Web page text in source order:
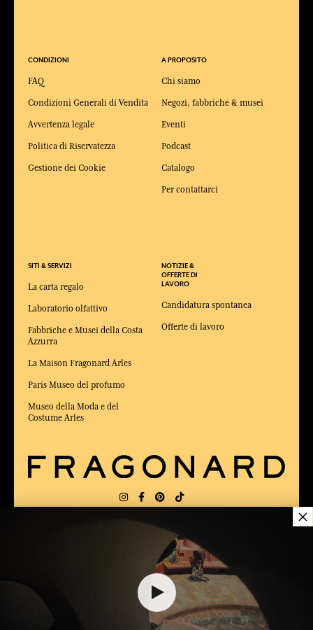
$ 70.00
CONDIZIONI
FAQ
Condizioni Generali di Vendita
Avvertenza legale
Politica di Riservatezza
Gestione dei Cookie
SITI & SERVIZI
La carta regalo
Laboratorio olfattivo
Fabbriche e Musei della Costa
Azzurra
La Maison Fragonard Arles
Paris Museo del profumo
Museo della Moda e del
Costume Arles
A PROPOSITO
Chi siamo
Negozi, fabbriche & musei
Eventi
Podcast
Catalogo
Per contattarci
NOTIZIE &
OFFERTE DI
LAVORO
Candidatura spontanea
Offerte di lavoro
LINGUA:
ELETTO MIGLIOR SITO DI COMMERCIO
×